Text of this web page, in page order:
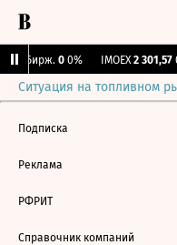
Бирж. 0 0% IMOEX 2 301,57
Ситуация на топливном
Подписка
Реклама
РФРИТ
Справочник компаний